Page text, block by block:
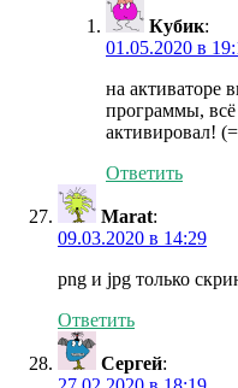
Кубик:
01.05.2020 в
на активаторе
программы, всё
активировал! (=
Ответить
Marat:
09.03.2020 в 14:29
png и jpg только
Ответить
Сергей: